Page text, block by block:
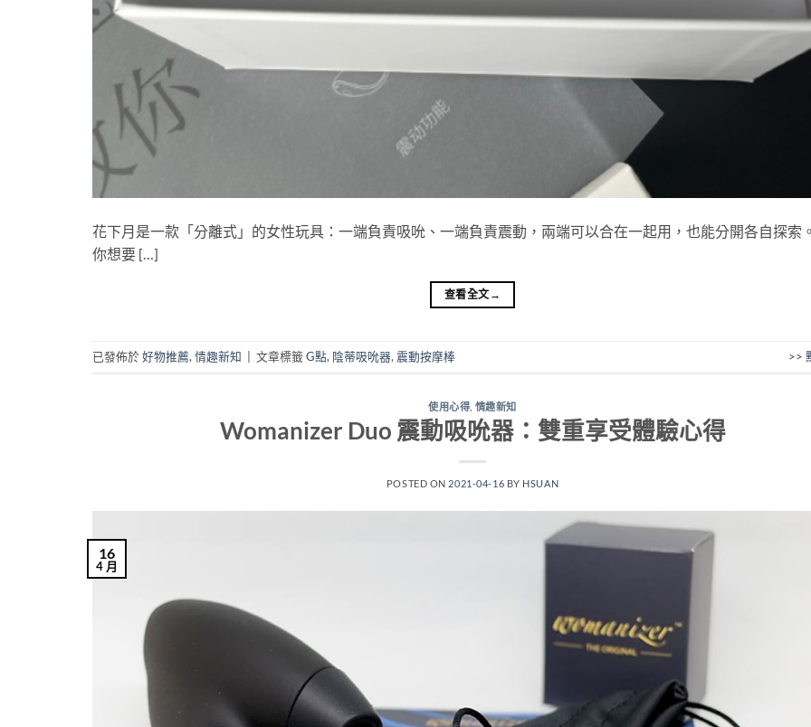
花下月是一款「分離式」的女性玩具：一端負責吸吮、一端負責震動，兩端可以合在一起用，也能分開各自探索
你想要 […]
查看全文 →
已發佈於好物推薦, 情趣新知 文章標籤G點, 陰蒂吸吮器, 震動按摩棒 >>
使用心得 情趣新知
Womanizer Duo 震動吸吮器：雙重享受體驗心得
POSTED ON 2021-04-16 BY HSUAN
16
4 月